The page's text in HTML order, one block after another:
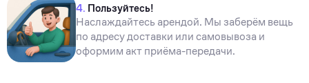
4. Пользуйтесь!
Наслаждайтесь арендой. Мы заберём вещь
по адресу доставки или самовывоза и
оформим акт приёма-передачи.